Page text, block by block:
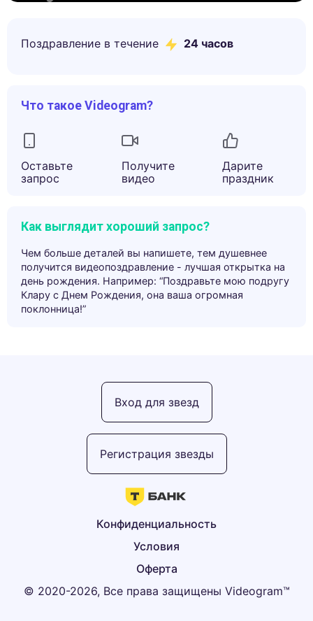
Поздравление в течение 24 часов
Что такое Videogram?
Оставьте
запрос
Получите
видео
Дарите
праздник
Как выглядит хороший запрос?
Чем больше деталей вы напишете, тем душевнее
получится видеопоздравление - лучшая открытка на
день рождения. Например: “Поздравьте мою подругу
Клару с Днем Рождения, она ваша огромная
поклонница!”
© 2020-2026, Все права защищены Videogram™
Оферта
Условия
Конфиденциальность
Регистрация звезды
Вход для звезд